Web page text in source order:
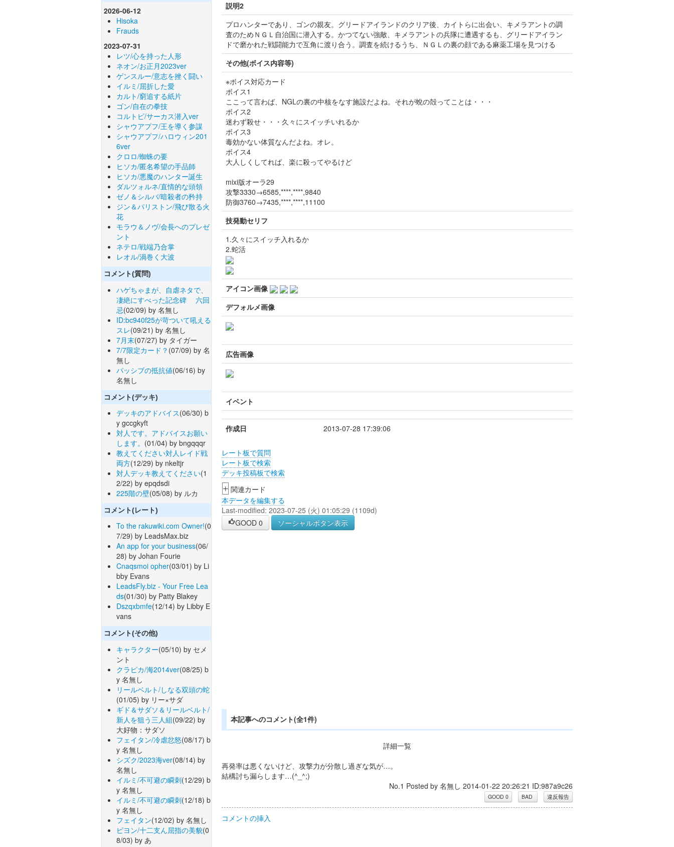
2026-06-12
Hisoka
Frauds
2023-07-31
レツ/心を持った人形
ネオン/お正月2023ver
ゲンスルー/意志を挫く闘い
イルミ/屈折した愛
カルト/窮追する紙片
ゴン/自在の拳技
コルトピ/サーカス潜入ver
シャウアプフ/王を導く参謀
シャウアプフ/ハロウィン201
6ver
クロロ/蜘蛛の要
ヒソカ/匿名希望の手品師
ヒソカ/悪魔のハンター誕生
ダルツォルネ/直情的な頭領
ゼノ＆シルバ/暗殺者の矜持
ジン＆パリストン/飛び散る火
花
モラウ＆ノヴ/会長へのプレゼ
ント
ネテロ/戦端乃合掌
レオル/渦巻く大波
コメント(質問)
ハゲちゃまが、自虐ネタで、
凄絶にすべった記念碑 六回
忌(02/09) by 名無し
ID:bc940f25が苛ついて吼える
スレ(09/21) by 名無し
7月末(07/27) by タイガー
7/7限定カード？ (07/09) by 名
無し
パッシブの抵抗値(06/16) by
名無し
コメント(デッキ)
デッキのアドバイス(06/30) b
y gccgkyft
対人です。アドバイスお願い
します。 (01/04) by bngqqqr
教えてください対人レイド戦
両方(12/29) by nkeltjr
対人デッキ教えてください(1
2/22) by epqdsdi
225階の壁(05/08) by ルカ
コメント(レート)
To the rakuwiki.com Owner!(0
7/29) by LeadsMax.biz
An app for your business(06/
28) by Johan Fourie
Cnaqsmoi opher(03/01) by Li
bby Evans
LeadsFly.biz - Your Free Lea
ds(01/30) by Patty Blakey
Dszqxbmfe(12/14) by Libby E
vans
コメント(その他)
キャラクター(05/10) by セメ
ント
クラピカ/海2014ver(08/25) b
y 名無し
リールベルト/しなる双頭の蛇
(01/05) by リー×サダ
ギド＆サダソ＆リールベルト/
新人を狙う三人組(09/22) by
大好物：サダソ
フェイタン/冷虐忿怒(08/17) b
y 名無し
シズク/2023海ver(08/14) by
名無し
イルミ/不可避の瞬刺(12/29) b
y 名無し
イルミ/不可避の瞬刺(12/18) b
y 名無し
フェイタン(12/02) by 名無し
ピヨン/十二支ん屈指の美貌(0
8/03) by あ
説明2
プロハンターであり、ゴンの親友。グリードアイランドのクリア後、カイトらに出会い、キメラアントの調
査のためＮＧＬ自治国に潜入する。かつてない強敵、キメラアントの兵隊に遭遇するも、グリードアイラン
ドで磨かれた戦闘能力で互角に渡り合う。調査を続けるうち、ＮＧＬの裏の顔である麻薬工場を見つける
その他(ボイス内容等)
※ボイス対応カード
ボイス1
ここって言わば、NGLの裏の中核をなす施設だよね。それが蛻の殻ってことは・・・
ボイス2
迷わず殺せ・・・久々にスイッチいれるか
ボイス3
毒効かない体質なんだよね。オレ。
ボイス4
大人しくしてれば、楽に殺ってやるけど
mixi版オーラ29
攻撃3330→6585,****,****,9840
防御3760→7435,****,****,11100
技発動セリフ
1.久々にスイッチ入れるか
2.蛇活
アイコン画像
デフォルメ画像
広告画像
イベント
作成日 2013-07-28 17:39:06
レート板で質問
レート板で検索
デッキ投稿板で検索
+ 関連カード
本データを編集する
Last-modified: 2023-07-25 (火) 01:05:29 (1109d)
GOOD 0 ソーシャルボタン表示
本記事へのコメント(全1件)
詳細一覧
再発率は悪くないけど、攻撃力が分散し過ぎな気が…。
結構討ち漏らします…(^_^;)
No.1 Posted by 名無し 2014-01-22 20:26:21 ID:987a9c26
コメントの挿入